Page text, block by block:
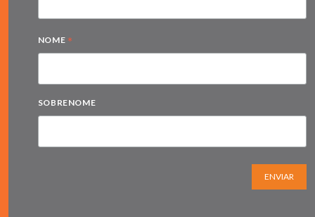
NOME *
SOBRENOME
ENVIAR